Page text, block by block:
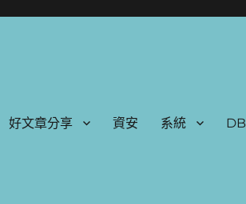
好文章分享 資安 系統 DB